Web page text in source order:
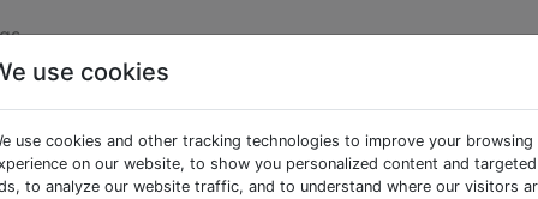
getaggte
Gleichungen können algebraische oder
use cookies
use cookies and other tracking technologies to improve your browsing
on our website, to show you personalized content and targeted
to analyze our website traffic, and to understand where our visitors